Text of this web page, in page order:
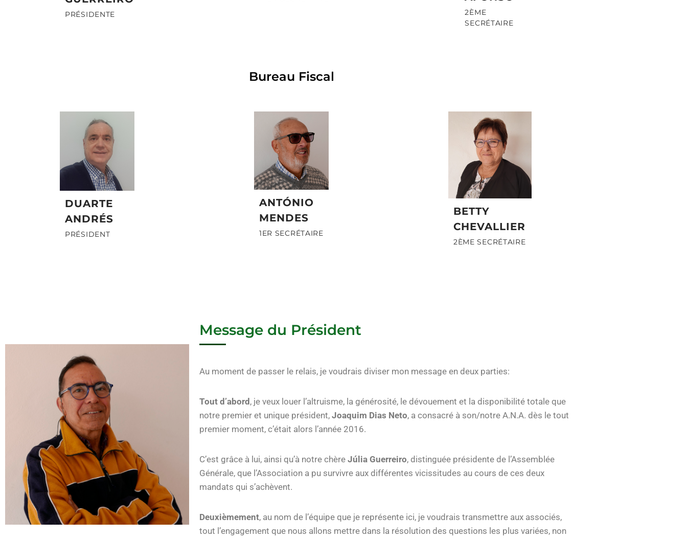
PRÉSIDENTE
2ÈME
SECRÉTAIRE
Bureau Fiscal
DUARTE
ANDRÉS
PRÉSIDENT
ANTÓNIO
MENDES
1ER SECRÉTAIRE
BETTY
CHEVALLIER
2ÈME SECRÉTAIRE
Message du Président
Au moment de passer le relais, je voudrais diviser mon message en deux parties:
Tout d’abord , je veux louer l’altruisme, la générosité, le dévouement et la disponibilité totale que
notre premier et unique président, Joaquim Dias Neto, a consacré à son/notre A.N.A. dès le tout
premier moment, c’était alors l’année 2016.
C’est grâce à lui, ainsi qu’à notre chère Júlia Guerreiro, distinguée présidente de l’Assemblée
Générale, que l’Association a pu survivre aux différentes vicissitudes au cours de ces deux
mandats qui s’achèvent.
Deuxièmement, au nom de l’équipe que je représente ici, je voudrais transmettre aux associés,
tout l’engagement que nous allons mettre dans la résolution des questions les plus variées, non